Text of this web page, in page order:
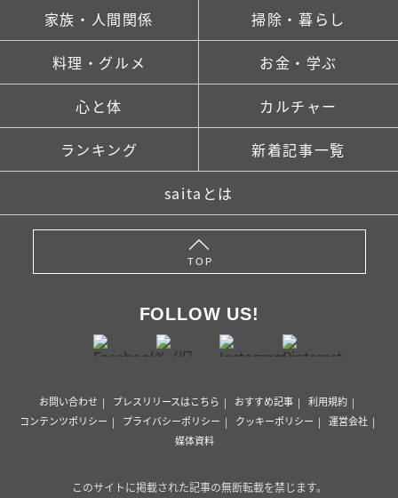
家族・人間関係 掃除・暮らし
料理・グルメ お金・学ぶ
心と体 カルチャー
ランキング 新着記事一覧
saitaとは
TOP
FOLLOW US!
お問い合わせ プレスリリースはこちら おすすめ記事
利用規約
コンテンツポリシー
プライバシーポリシー クッキーポリシー
運営会社
媒体資料
このサイトに掲載された記事の無断転載を禁じます。